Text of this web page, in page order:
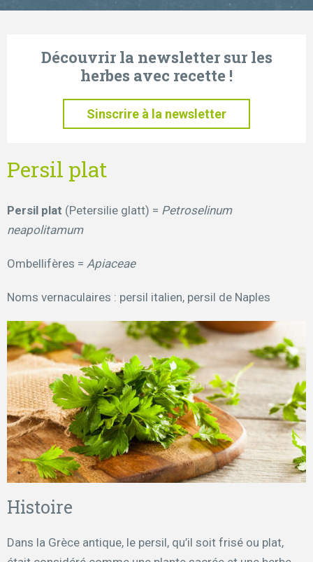
Découvrir la newsletter sur les
herbes avec recette !
Sinscrire à la newsletter
Persil plat
Persil plat (Petersilie glatt) = Petroselinum
neapolitamum
Ombellifères = Apiaceae
Noms vernaculaires : persil italien, persil de Naples
Histoire
Dans la Grèce antique, le persil, qu’il soit frisé ou plat,